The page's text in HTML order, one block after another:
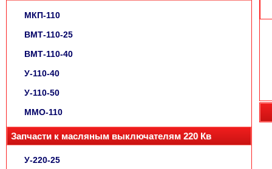
МКП-110
ВМТ-110-25
ВМТ-110-40
У-110-40
У-110-50
ММО-110
Запчасти к масляным выключателям 220 Кв
У-220-25